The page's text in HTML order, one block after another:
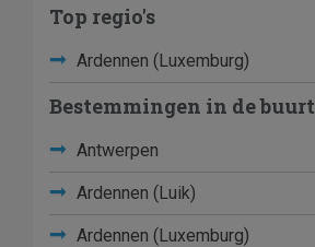
Top regio's
Ardennen (Luxemburg)
Bestemmingen in de buurt
Antwerpen
Ardennen (Luik)
Ardennen (Luxemburg)